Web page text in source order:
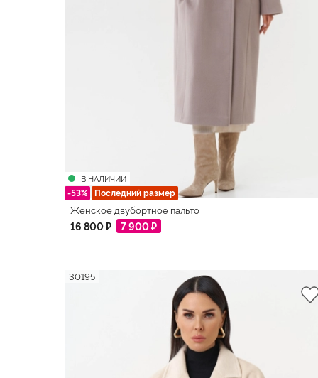
56
58
В НАЛИЧИИ
-53% Последний размер
Женское двубортное пальто
16 800 ₽ 7 900 ₽
30195